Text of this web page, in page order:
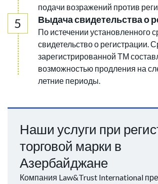
подачи возражений против
Выдача свидетельства о
По истечении установленного
свидетельство о регистрации.
зарегистрированной ТМ
возможностью продления на
летние периоды.
Наши услуги при
торговой марки в
Азербайджане
Компания Law&Trust International